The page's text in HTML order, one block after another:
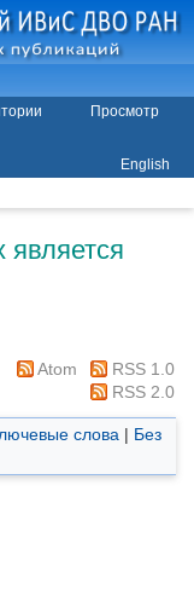
Просмотр
English
Atom
RSS 1.0
RSS 2.0
слова | Без